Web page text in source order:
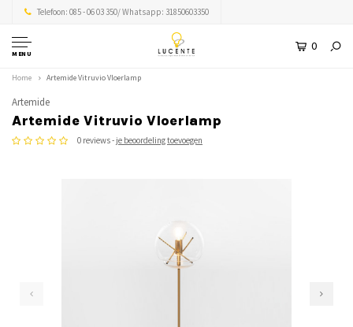
Telefoon: 085 - 06 03 350/ Whatsapp: 31850603350
MENU
0
Home Artemide Vitruvio Vloerlamp
Artemide
Artemide Vitruvio Vloerlamp
0 reviews - je beoordeling toevoegen